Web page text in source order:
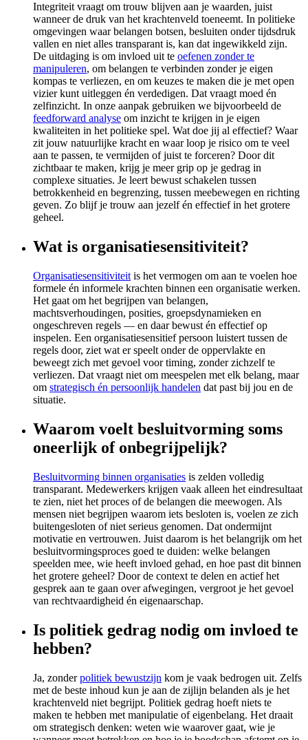
Integriteit vraagt om trouw blijven aan je waarden, juist
wanneer de druk van het krachtenveld toeneemt. In politieke
omgevingen waar belangen botsen, besluiten onder tijdsdruk
vallen en niet alles transparant is, kan dat ingewikkeld zijn.
De uitdaging is om invloed uit te oefenen zonder te
manipuleren, om belangen te verbinden zonder je eigen
kompas te verliezen, en om keuzes te maken die je met open
vizier kunt uitleggen én verdedigen. Dat vraagt moed én
zelfinzicht. In onze aanpak gebruiken we bijvoorbeeld de
feedforward analyse om inzicht te krijgen in je eigen
kwaliteiten in het politieke spel. Wat doe jij al effectief? Waar
zit jouw natuurlijke kracht en waar loop je risico om te veel
aan te passen, te vermijden of juist te forceren? Door dit
zichtbaar te maken, krijg je meer grip op je gedrag in
complexe situaties. Je leert bewust schakelen tussen
betrokkenheid en begrenzing, tussen meebewegen en richting
geven. Zo blijf je trouw aan jezelf én effectief in het grotere
geheel.
Wat is organisatiesensitiviteit?
Organisatiesensitiviteit is het vermogen om aan te voelen hoe
formele én informele krachten binnen een organisatie werken.
Het gaat om het begrijpen van belangen,
machtsverhoudingen, posities, groepsdynamieken en
ongeschreven regels — en daar bewust én effectief op
inspelen. Een organisatiesensitief persoon luistert tussen de
regels door, ziet wat er speelt onder de oppervlakte en
beweegt zich met gevoel voor timing, zonder zichzelf te
verliezen. Dat vraagt niet om meespelen met elk belang, maar
om strategisch én persoonlijk handelen dat past bij jou en de
situatie.
Waarom voelt besluitvorming soms
oneerlijk of onbegrijpelijk?
Besluitvorming binnen organisaties is zelden volledig
transparant. Medewerkers krijgen vaak alleen het eindresultaat
te zien, niet het proces of de belangen die meewogen. Als
mensen niet begrijpen waarom iets besloten is, voelen ze zich
buitengesloten of niet serieus genomen. Dat ondermijnt
motivatie en vertrouwen. Juist daarom is het belangrijk om het
besluitvormingsproces goed te duiden: welke belangen
speelden mee, wie heeft invloed gehad, en hoe past dit binnen
het grotere geheel? Door de context te delen en actief het
gesprek aan te gaan over afwegingen, vergroot je het gevoel
van rechtvaardigheid én eigenaarschap.
Is politiek gedrag nodig om invloed te
hebben?
Ja, zonderpolitiek bewustzijn kom je vaak bedrogen uit. Zelfs
met de beste inhoud kun je aan de zijlijn belanden als je het
krachtenveld niet begrijpt. Politiek gedrag hoeft niets te
maken te hebben met manipulatie of eigenbelang. Het draait
om strategisch denken: weten wie waarover gaat, wie je